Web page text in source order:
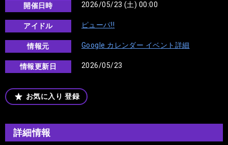
開催日時 2026/05/23 (土) 00:00
アイドル ピューパ‼︎
情報元 Google カレンダー イベント詳細
情報更新日 2026/05/23
お気に入り 登録
詳細情報